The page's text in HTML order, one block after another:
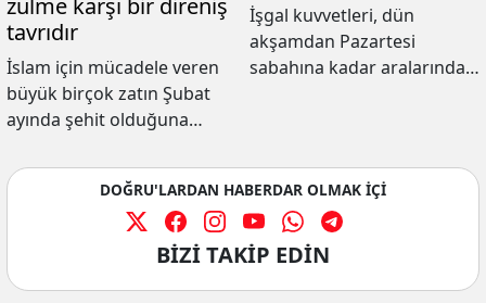
tavrıdır
İslam için mücadele veren
büyük birçok zatın Şubat
ayında şehit olduğuna
Şehitkamil ilçe Müftüsü
Abdullah Bekiroğlu,
şehadetin; yeryüzünde
yaşanan adaletsizliklere,
zulümlere, haksızlıklara bir
İşgal kuvvetleri, dün
akşamdan Pazartesi
sabahına kadar aralarında
DOĞRU'LARDAN HABERDAR OLMAK İÇİ
BİZİ TAKİP EDİN